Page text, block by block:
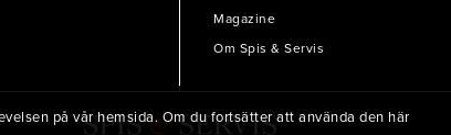
Magazine
Om Spis & Servis
på vår hemsida. Om du fortsätter att använda den här